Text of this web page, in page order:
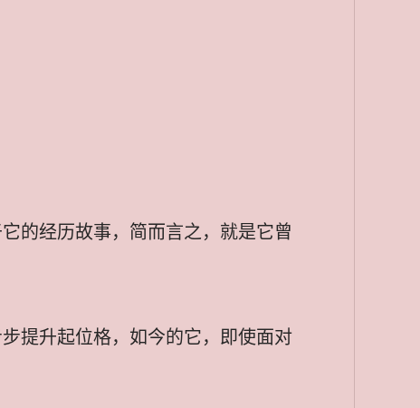
的经历故事，简而言之，就是它曾
提升起位格，如今的它，即使面对